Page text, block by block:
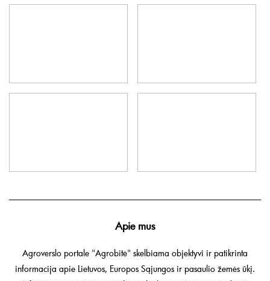
Apie mus
Agroverslo portale "Agrobitė" skelbiama objektyvi ir patikrinta
informacija apie Lietuvos, Europos Sąjungos ir pasaulio žemės ūkį.